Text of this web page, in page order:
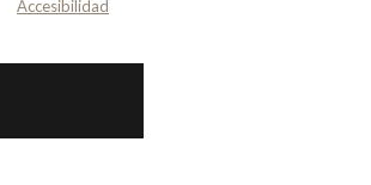
Accesibilidad